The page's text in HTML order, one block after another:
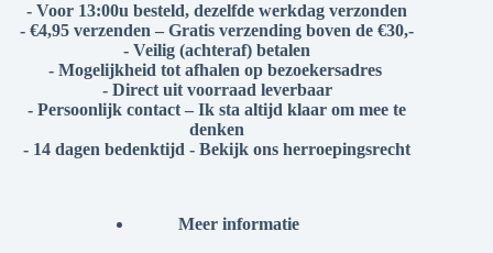
- Voor 13:00u besteld, dezelfde werkdag verzonden
- €4,95 verzenden – Gratis verzending boven de €30,-
- Veilig (achteraf) betalen
- Mogelijkheid tot afhalen op bezoekersadres
- Direct uit voorraad leverbaar
- Persoonlijk contact – Ik sta altijd klaar om mee te
denken
- 14 dagen bedenktijd - Bekijk ons herroepingsrecht
Meer informatie